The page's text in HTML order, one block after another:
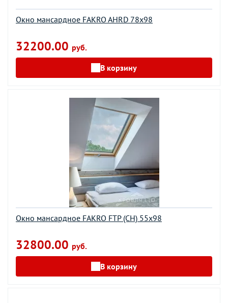
Окно мансардное FAKRO AHRD 78х98
32200.00 руб.
В корзину
Окно мансардное FAKRO FTP (CH) 55х98
32800.00 руб.
В корзину